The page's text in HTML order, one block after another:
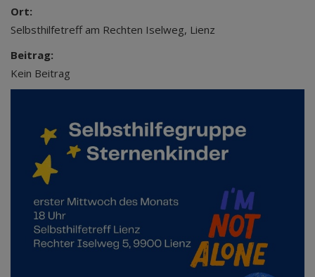
Ort:
Selbsthilfetreff am Rechten Iselweg, Lienz
Beitrag:
Kein Beitrag